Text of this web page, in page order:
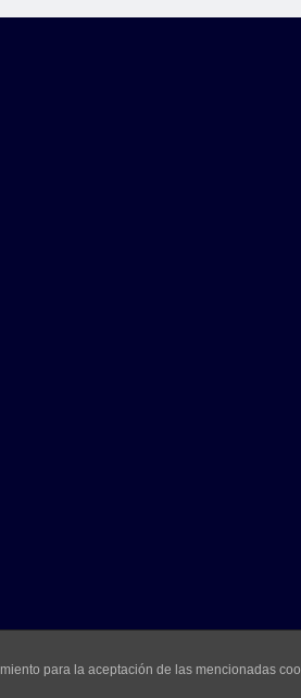
para la aceptación de las mencionadas